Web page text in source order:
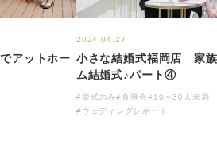
アットホー
2024.04.27
小さな結婚式福岡店 家
ム結婚式♪パート④
#挙式のみ#食事会#10～30人未満
#ウェディングレポート